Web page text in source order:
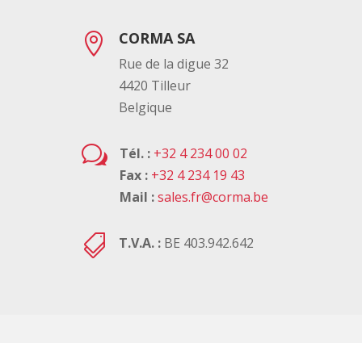
 CORMA SA
Rue de la digue 32
4420 Tilleur
Belgique
w Tél. : +32 4 234 00 02
Fax : +32 4 234 19 43
Mail :sales.fr@corma.be
 T.V.A. : BE 403.942.642